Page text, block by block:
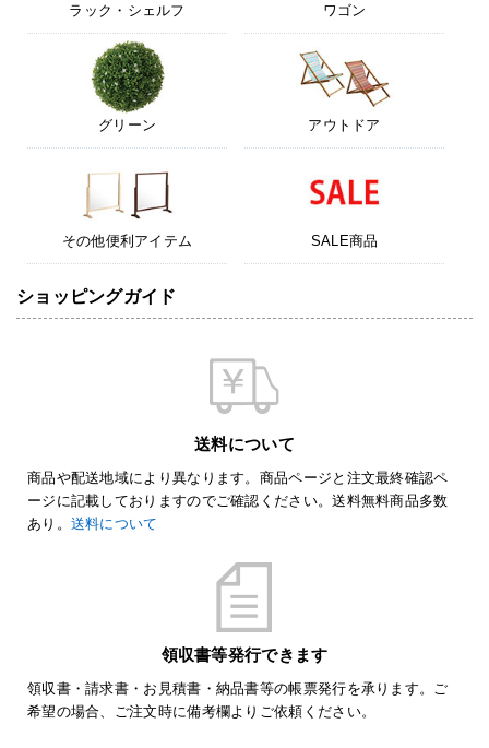
ラック・シェルフ ワゴン
グリーン アウトドア
その他便利アイテム SALE商品
ショッピングガイド
送料について
商品や配送地域により異なります。商品ページと注文最終確認ペ
ージに記載しておりますのでご確認ください。送料無料商品多数
あり。 送料について
領収書等発行できます
領収書・請求書・お見積書・納品書等の帳票発行を承ります。ご
希望の場合、ご注文時に備考欄よりご依頼ください。